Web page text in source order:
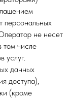
персональных
не несет
том числе
услуг.
данных
доступа),
(кроме